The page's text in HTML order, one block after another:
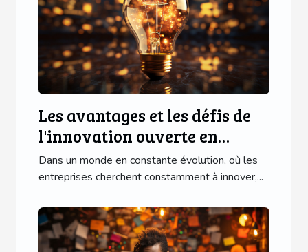
Les avantages et les défis de
l'innovation ouverte en
entreprise
Dans un monde en constante évolution, où les
entreprises cherchent constamment à innover,...